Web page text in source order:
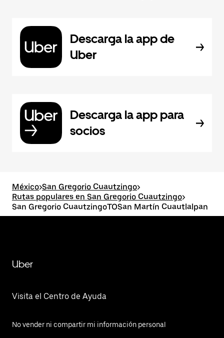
Descarga la app de
Uber
Descarga la app para
socios
México>San Gregorio Cuautzingo>
Rutas populares en San Gregorio Cuautzingo>
San Gregorio CuautzingoTOSan Martín Cuautlalpan
Uber
Visita el Centro de Ayuda
No vender ni compartir mi información personal